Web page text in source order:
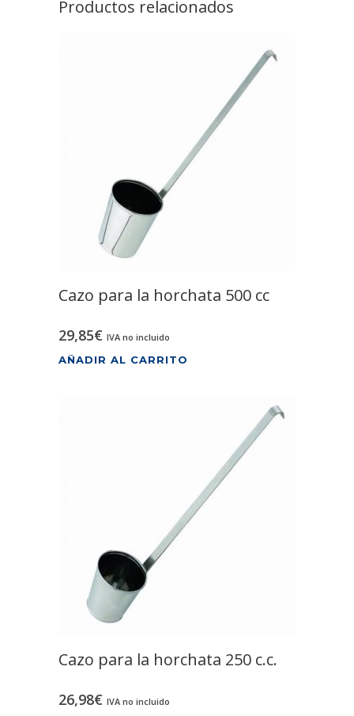
Productos relacionados
Cazo para la horchata 500 cc
29,85€ IVA no incluido
AÑADIR AL CARRITO
Cazo para la horchata 250 c.c.
26,98€ IVA no incluido